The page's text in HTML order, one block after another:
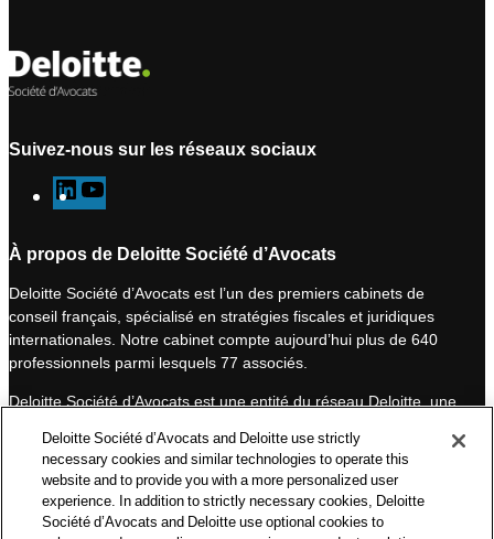
Suivez-nous sur les réseaux sociaux
L
i
k
e
d
I
n
o
T
u
b
e
À propos de Deloitte Société d’Avocats
Deloitte Société d’Avocats est l’un des premiers cabinets de
conseil français, spécialisé en stratégies fiscales et juridiques
internationales. Notre cabinet compte aujourd’hui plus de 640
professionnels parmi lesquels 77 associés.
Deloitte Société d’Avocats est une entité du réseau Deloitte, une
professionnels et à ce titre, travaille avec les 50 000 fiscalistes
et juristes de Deloitte situés dans 150 pays.
Les informations contenues sur ce blog ont pour objectif
d’informer ses lecteurs de manière générale. Elles ne peuvent
Deloitte Société d’Avocats and Deloitte use strictly
necessary cookies and similar technologies to operate this
website and to provide you with a more personalized user
experience. In addition to strictly necessary cookies, Deloitte
Société d’Avocats and Deloitte use optional cookies to